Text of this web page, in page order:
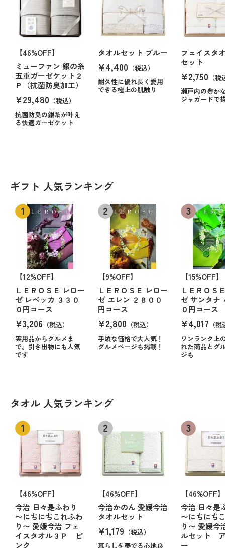
【46%OFF】
ミューファン 銀の糸
五重ガーゼケット２
Ｐ（抗菌防臭加工）
¥29,480 （税込）
抗菌防臭の銀糸が叶え
る快適ガーゼケット
タオルセット ブルー
¥4,400 （税込）
耐久性に優れ長く愛用
できる極上の肌触り
フェイスタ
セット
¥2,750 （
瀬戸内の豊か
ジャガードで
ギフト 人気ランキング
【12%OFF】
ＬＥＲＯＳＥ レロー
ゼ レベッカ ３３０
０円コース
¥3,206 （税込）
実用品からグルメま
で。引き出物にも人気
です
【9%OFF】
ＬＥＲＯＳＥ レロー
ゼ エレン ２８００
円コース
¥2,800 （税込）
手頃な価格で大人気！
グルメページも掲載！
【15%OFF】
ＬＥＲＯＳ
ゼ サンタナ
０円コース
¥4,017 （
ワンランク上
れた商品とグ
ジも
タオル 人気ランキング
【46%OFF】
今治 日々是ふわり
〜にちにちこれふわ
り〜 愛媛今治 フェ
イスタオル３Ｐ ピ
ンク
【46%OFF】
今治かのん 愛媛今治
タオルセット
¥1,179 （税込）
暮らしを奏でる心地良
【46%OFF】
今治 日々是
〜にちにち
り〜 愛媛今
ルセット
ー